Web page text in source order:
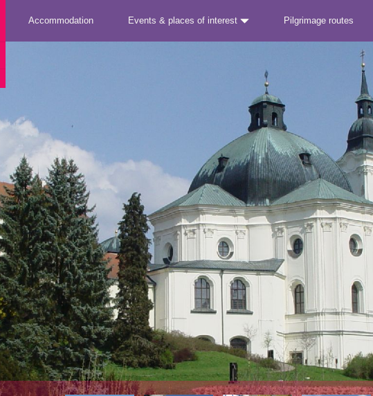
Accommodation Events & places of interest Pilgrimage routes